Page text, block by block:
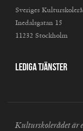
Sveriges
Inedalsgatan 15
11232 Stockholm
Lediga tjänster
Kulturskolerådet är